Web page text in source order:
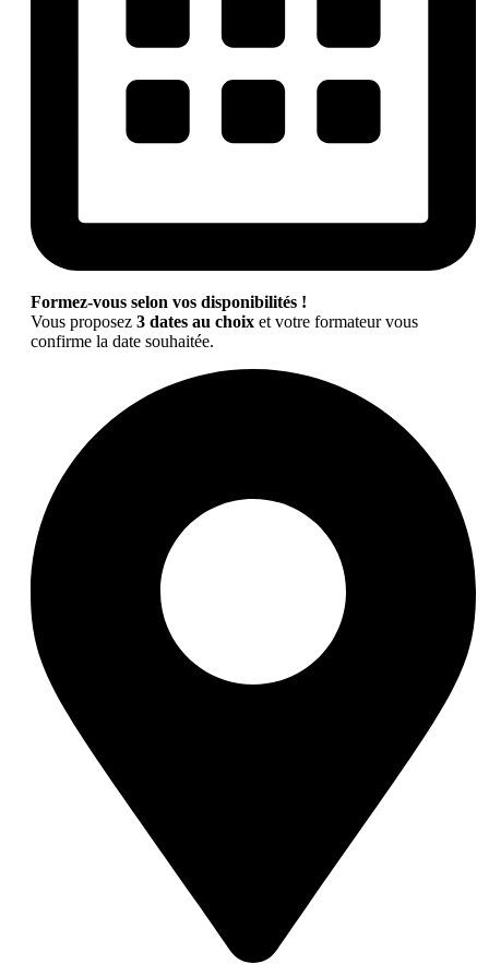
Formez-vous selon vos disponibilités !
Vous proposez 3 dates au choix et votre formateur vous
confirme la date souhaitée.